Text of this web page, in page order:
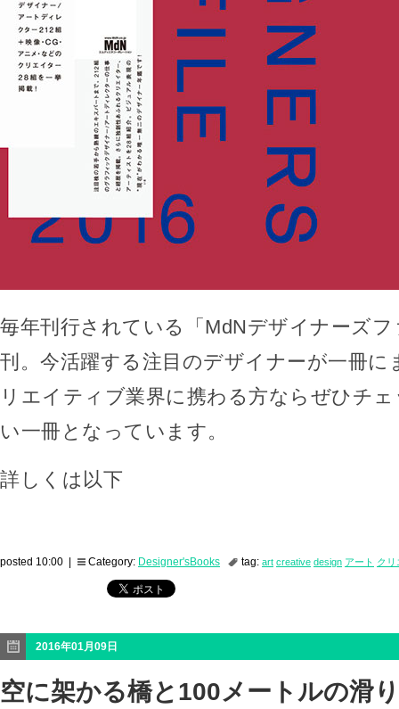
毎年刊行されている「MdNデザイナーズ
刊。今活躍する注目のデザイナーが一冊に
リエイティブ業界に携わる方ならぜひチ
い一冊となっています。
詳しくは以下
posted 10:00 | Category: Designer'sBooks tag: art creative design アート クリ
2016年01月09日
空に架かる橋と100メートルの滑